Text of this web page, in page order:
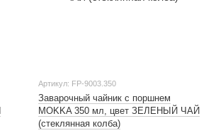
Артикул: FP-9003.350
Заварочный чайник с поршнем
MOKKA 350 мл, цвет ЗЕЛЕНЫЙ ЧАЙ
(стеклянная колба)